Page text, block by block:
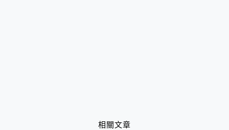
相關文章